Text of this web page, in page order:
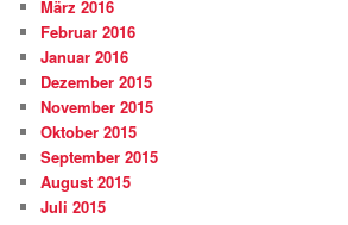
März 2016
Februar 2016
Januar 2016
Dezember 2015
November 2015
Oktober 2015
September 2015
August 2015
Juli 2015